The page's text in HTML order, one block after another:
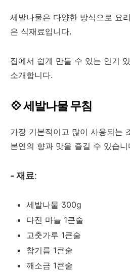
세발나물은 다양한 방식으로 요
은 식재료입니다.
집에서 쉽게 만들 수 있는 인기
소개합니다.
💠 세발나물 무침
가장 기본적이고 많이 사용되는
본연의 향과 맛을 즐길 수 있습니
- 재료:
세발나물 300g
다진 마늘 1큰술
고춧가루 1큰술
참기름 1큰술
깨소금 1큰술